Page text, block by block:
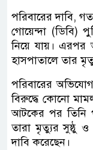
পরিবারের দাবি,
গোয়েন্দা (ডিবি)
নিয়ে যায়।
হাসপাতালে তার
পরিবারের
বিরুদ্ধে কোনো
আটকের পর তিনি
তারা মৃত্যুর সুষ্ঠু ও
দাবি করেছেন।